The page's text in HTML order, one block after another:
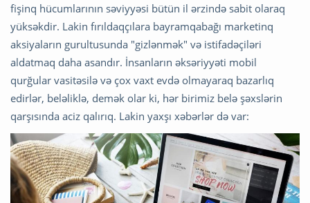
fişinq hücumlarının səviyyəsi bütün il ərzində sabit olaraq
yüksəkdir. Lakin fırıldaqçılara bayramqabağı marketinq
aksiyaların gurultusunda "gizlənmək" və istifadəçiləri
aldatmaq daha asandır. İnsanların əksəriyyəti mobil
qurğular vasitəsilə və çox vaxt evdə olmayaraq bazarlıq
edirlər, beləliklə, demək olar ki, hər birimiz belə şəxslərin
qarşısında aciz qalırıq. Lakin yaxşı xəbərlər də var: